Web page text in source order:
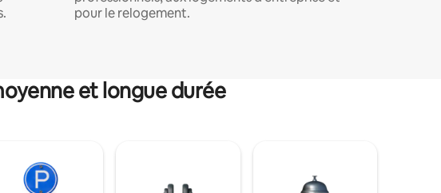
pour le relogement.
et longue durée